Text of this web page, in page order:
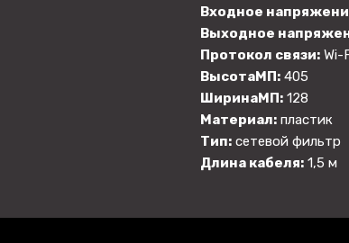
Входное
Выходное
Протокол связи:Wi-
ВысотаМП:405
ШиринаМП:128
Материал:пластик
Тип:сетевой фильтр
Длина кабеля:1,5 м